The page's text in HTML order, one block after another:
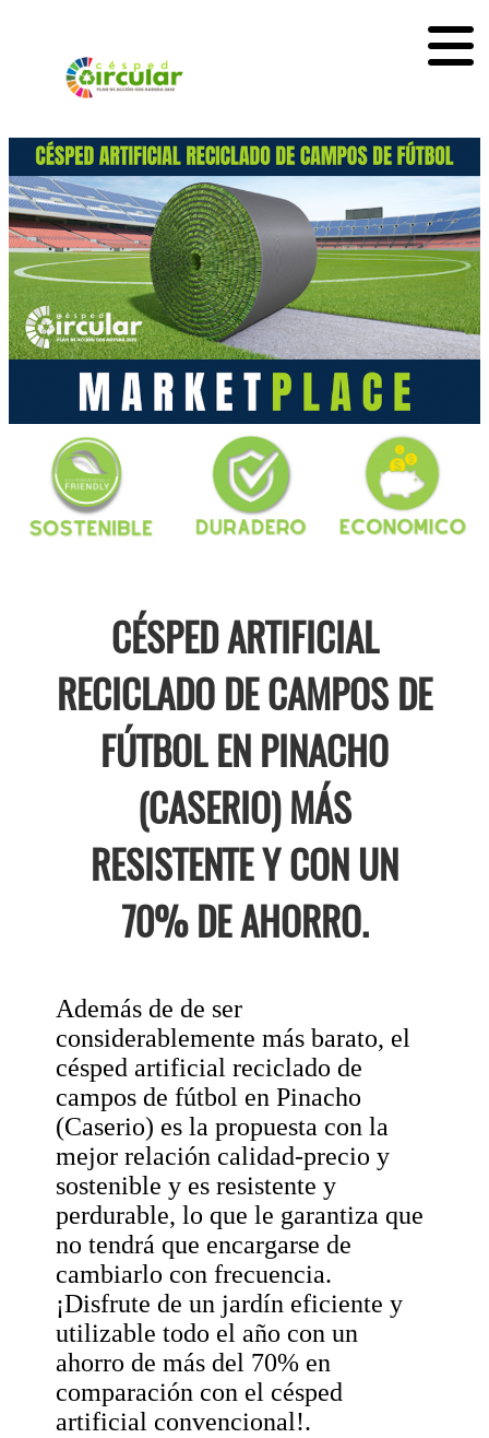
CÉSPED ARTIFICIAL
RECICLADO DE CAMPOS DE
FÚTBOL EN PINACHO
(CASERIO) MÁS
RESISTENTE Y CON UN
70% DE AHORRO.
Además de de ser
considerablemente más barato, el
césped artificial reciclado de
campos de fútbol en Pinacho
(Caserio) es la propuesta con la
mejor relación calidad-precio y
sostenible y es resistente y
perdurable, lo que le garantiza que
no tendrá que encargarse de
cambiarlo con frecuencia.
¡Disfrute de un jardín eficiente y
utilizable todo el año con un
ahorro de más del 70% en
comparación con el césped
artificial convencional!.